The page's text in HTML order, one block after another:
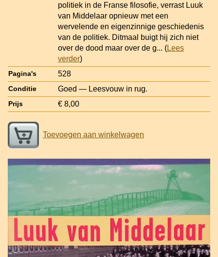
politiek in de Franse filosofie, verrast Luuk
van Middelaar opnieuw met een
wervelende en eigenzinnige geschiedenis
van de politiek. Ditmaal buigt hij zich niet
over de dood maar over de g... (Lees
verder)
Pagina's 528
Conditie Goed — Leesvouw in rug.
Prijs € 8,00
Toevoegen aan winkelwagen